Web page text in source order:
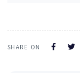
SHARE ON